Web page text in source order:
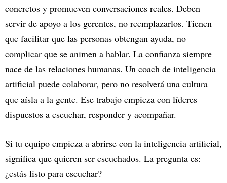
concretos y promueven conversaciones reales. Deben
servir de apoyo a los gerentes, no reemplazarlos. Tienen
que facilitar que las personas obtengan ayuda, no
complicar que se animen a hablar. La confianza siempre
nace de las relaciones humanas. Un coach de inteligencia
artificial puede colaborar, pero no resolverá una cultura
que aísla a la gente. Ese trabajo empieza con líderes
dispuestos a escuchar, responder y acompañar.
Si tu equipo empieza a abrirse con la inteligencia artificial,
significa que quieren ser escuchados. La pregunta es:
¿estás listo para escuchar?